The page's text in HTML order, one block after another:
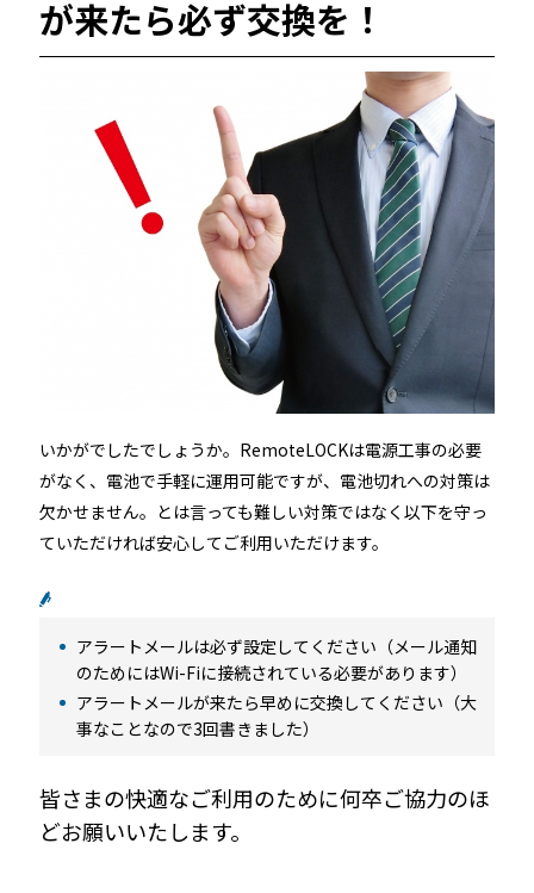
が来たら必ず交換を！
いかがでしたでしょうか。RemoteLOCKは電源工事の必要
がなく、電池で手軽に運用可能ですが、電池切れへの対策は
欠かせません。とは言っても難しい対策ではなく以下を守っ
ていただければ安心してご利用いただけます。
アラートメールは必ず設定してください（メール通知
のためにはWi-Fiに接続されている必要があります）
アラートメールが来たら早めに交換してください（大
事なことなので3回書きました）
皆さまの快適なご利用のために何卒ご協力のほ
どお願いいたします。